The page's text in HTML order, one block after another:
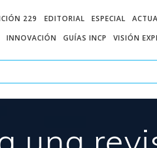
229 EDITORIAL ESPECIAL
INNOVACIÓN
GUÍAS INCP VISIÓN